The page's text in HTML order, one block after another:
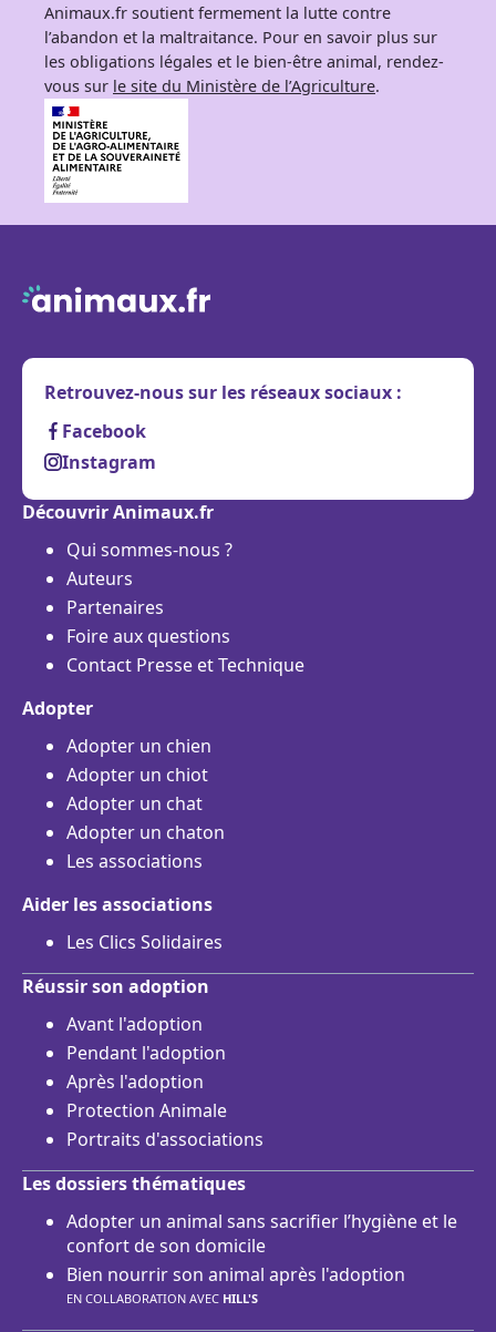
Animaux.fr soutient fermement la lutte contre
l’abandon et la maltraitance. Pour en savoir plus sur
les obligations légales et le bien-être animal, rendez-
vous sur le site du Ministère de l’Agriculture.
Retrouvez-nous sur les réseaux sociaux :
Facebook
Instagram
Découvrir Animaux.fr
Qui sommes-nous ?
Auteurs
Partenaires
Foire aux questions
Contact Presse et Technique
Adopter
Adopter un chien
Adopter un chiot
Adopter un chat
Adopter un chaton
Les associations
Aider les associations
Les Clics Solidaires
Réussir son adoption
Avant l'adoption
Pendant l'adoption
Après l'adoption
Protection Animale
Portraits d'associations
Les dossiers thématiques
Adopter un animal sans sacrifier l’hygiène et le
confort de son domicile
Bien nourrir son animal après l'adoption
EN COLLABORATION AVEC HILL'S